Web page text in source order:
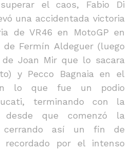
el caos, Fabio Di
una accidentada victoria
de VR46 en MotoGP en
Fermín Aldeguer (luego
Joan Mir que lo sacara
y Pecco Bagnaia en el
lo que fue un podio
terminando con la
que comenzó la
cerrando así un fin de
recordado por el intenso